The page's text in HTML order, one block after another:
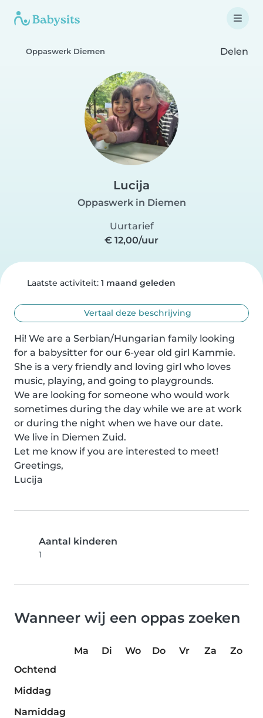
Oppaswerk Diemen Delen
Lucija
Oppaswerk in Diemen
Uurtarief
€ 12,00/uur
Laatste activiteit: 1 maand geleden
Vertaal deze beschrijving
Hi! We are a Serbian/Hungarian family looking
for a babysitter for our 6-year old girl Kammie.
She is a very friendly and loving girl who loves
music, playing, and going to playgrounds.
We are looking for someone who would work
sometimes during the day while we are at work
or during the night when we have our date.
We live in Diemen Zuid.
Let me know if you are interested to meet!
Greetings,
Lucija
Aantal kinderen
1
Wanneer wij een oppas zoeken
Ma Di Wo Do Vr Za
Zo
Ochtend
Middag
Namiddag